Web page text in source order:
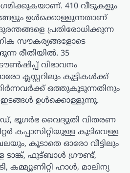
410 വീടുകളും
ഉൾക്കൊള്ളുന്നതാണ്
പ്രതിരോധിക്കുന്ന
സൗകര്യങ്ങളോടെ
രീതിയിൽ. 35
വിഭാവനം
ക്ലസ്റ്ററിലും കുട്ടികൾക്ക്
ഒത്തുകൂടുന്നതിനും
ഉൾക്കൊള്ളുന്നു.
ഭൂഗർഭ വൈദ്യുതി വിതരണ
കപ്പാസിറ്റിയുള്ള കുടിവെള്ള
കൂടാതെ ഓരോ വീട്ടിലും
ടാങ്ക്, ഫുട്ബാൾ ഗ്രൗണ്ട്,
കമ്മ്യൂണിറ്റി ഹാൾ, മാലിന്യ